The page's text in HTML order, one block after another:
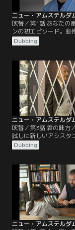
吹替／第1話 あなたの
ンの初エピソード。悲
の誕生から3カ月を経て
は新しい日常を見つけ
イギーはうまく一日を
を変えるようなことを
方、レイノルズは頼り
ーンに対処することに
Dubbing
吹替／第3話 君の味方
試しに新しいアシスタ
し、ある計画に関して
合う。一方イギーは、
と奮闘し、カプールは
を知らされる。
Dubbing